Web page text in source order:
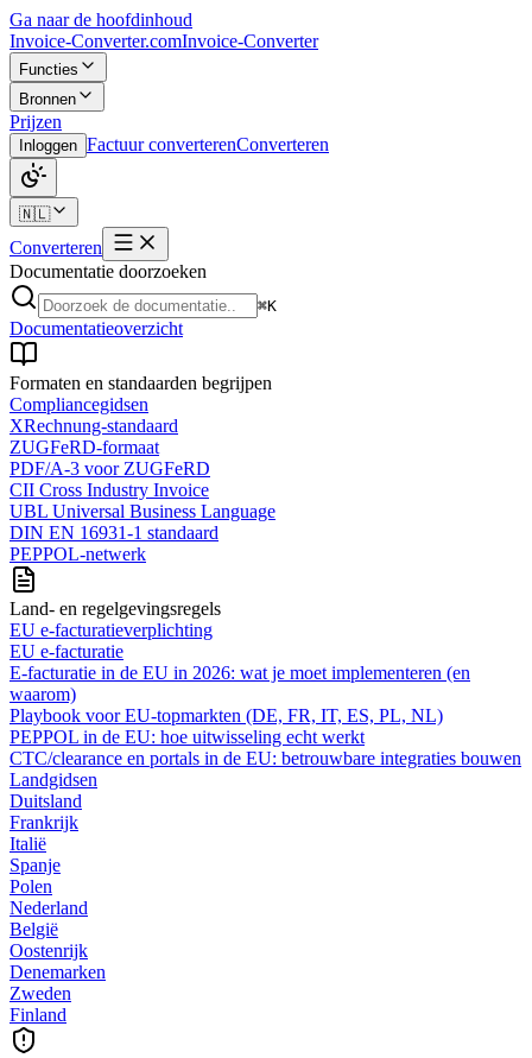
Ga naar de hoofdinhoud
Invoice-Converter.comInvoice-Converter
Functies
Bronnen
Prijzen
Inloggen Factuur converterenConverteren
🇳🇱
Converteren
Documentatie doorzoeken
⌘K
Documentatieoverzicht
Formaten en standaarden begrijpen
Compliancegidsen
XRechnung-standaard
ZUGFeRD-formaat
PDF/A-3 voor ZUGFeRD
CII Cross Industry Invoice
UBL Universal Business Language
DIN EN 16931-1 standaard
PEPPOL-netwerk
Land- en regelgevingsregels
EU e-facturatieverplichting
EU e-facturatie
E‑facturatie in de EU in 2026: wat je moet implementeren (en
waarom)
Playbook voor EU-topmarkten (DE, FR, IT, ES, PL, NL)
PEPPOL in de EU: hoe uitwisseling echt werkt
CTC/clearance en portals in de EU: betrouwbare integraties bouwen
Landgidsen
Duitsland
Frankrijk
Italië
Spanje
Polen
Nederland
België
Oostenrijk
Denemarken
Zweden
Finland